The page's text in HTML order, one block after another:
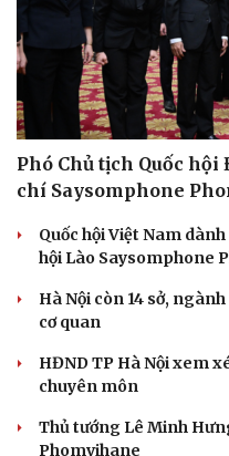
Phó Chủ tịch Quốc
chí Saysomphone
Quốc hội Việt Nam
hội Lào Saysomphone
Hà Nội còn 14 sở,
cơ quan
HĐND TP Hà Nội xem
chuyên môn
Thủ tướng Lê Minh
Phomvihane